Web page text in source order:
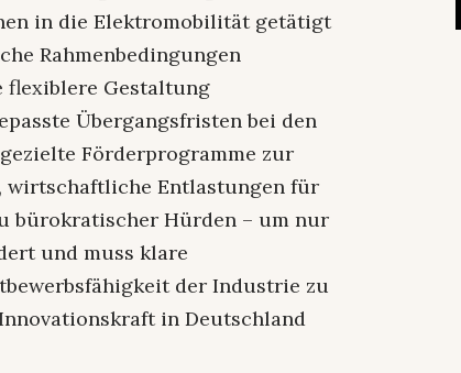
in die Elektromobilität getätigt
Rahmenbedingungen
flexiblere Gestaltung
Übergangsfristen bei den
Förderprogramme zur
wirtschaftliche Entlastungen für
bürokratischer Hürden – um nur
und muss klare
der Industrie zu
in Deutschland